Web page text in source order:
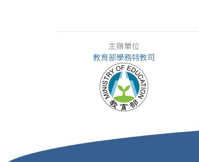
主辦單位
教育部學務特教司